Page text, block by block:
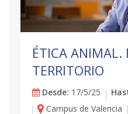
ÉTICA ANIMAL.
TERRITORIO
Desde: 17/5/25
Campus de Valencia